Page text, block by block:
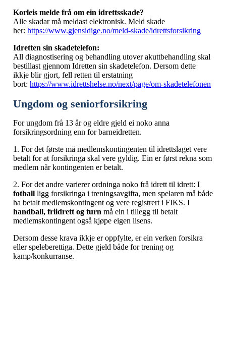
Korleis melde frå om ein idrettsskade?
Alle skadar må meldast elektronisk. Meld skade
her: https://www.gjensidige.no/meld-skade/idrettsforsikring
Idretten sin skadetelefon:
All diagnostisering og behandling utover akuttbehandling skal
bestillast gjennom Idretten sin skadetelefon. Dersom dette
ikkje blir gjort, fell retten til erstatning
bort: https://www.idrettshelse.no/next/page/om-skadetelefonen
Ungdom og seniorforsikring
For ungdom frå 13 år og eldre gjeld ei noko anna
forsikringsordning enn for barneidretten.
1. For det første må medlemskontingenten til idrettslaget vere
betalt for at forsikringa skal vere gyldig. Ein er først rekna som
medlem når kontingenten er betalt.
2. For det andre varierer ordninga noko frå idrett til idrett: I
fotball ligg forsikringa i treningsavgifta, men spelaren må både
ha betalt medlemskontingent og vere registrert i FIKS. I
handball, friidrett og turn må ein i tillegg til betalt
medlemskontingent også kjøpe eigen lisens.
Dersom desse krava ikkje er oppfylte, er ein verken forsikra
eller speleberettiga. Dette gjeld både for trening og
kamp/konkurranse.